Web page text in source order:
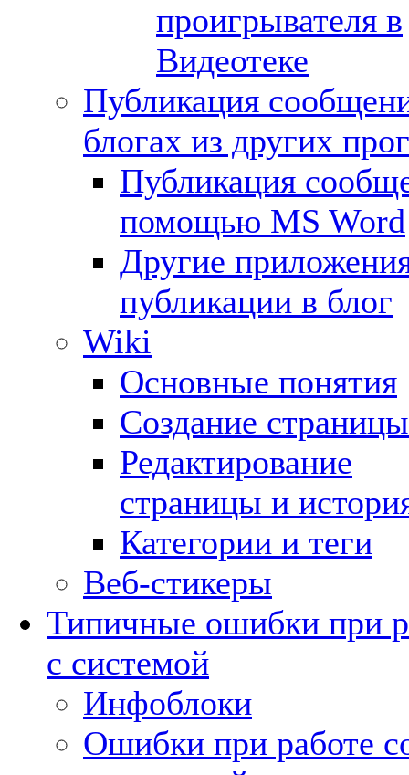
проигрывателя в
Видеотеке
Публикация
блогах из других
Публикация
помощью MS Word
Другие
публикации в блог
Wiki
Основные понятия
Создание страницы
Редактирование
страницы и
Категории и теги
Веб-стикеры
Типичные ошибки при
с системой
Инфоблоки
Ошибки при работе